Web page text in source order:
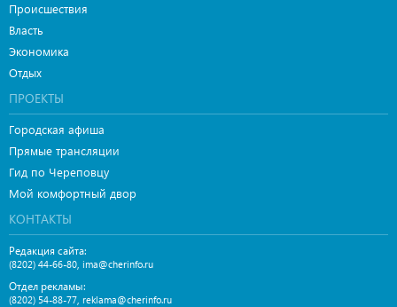
Происшествия
Власть
Экономика
Отдых
ПРОЕКТЫ
Городская афиша
Прямые трансляции
Гид по Череповцу
Мой комфортный двор
КОНТАКТЫ
Редакция сайта:
(8202) 44-66-80, ima@cherinfo.ru
Отдел рекламы:
(8202) 54-88-77, reklama@cherinfo.ru